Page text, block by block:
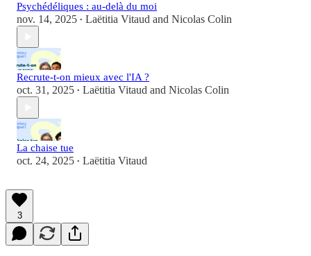
Psychédéliques : au-delà du moi
nov. 14, 2025 • Laëtitia Vitaud and Nicolas Colin
Recrute-t-on mieux avec l'IA ?
oct. 31, 2025 • Laëtitia Vitaud and Nicolas Colin
La chaise tue
oct. 24, 2025 • Laëtitia Vitaud
3